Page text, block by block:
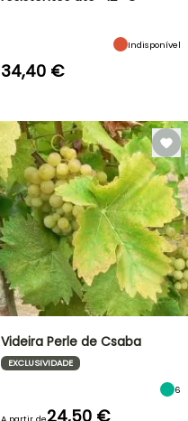
Indisponível
34,40 €
Videira Perle de Csaba
EXCLUSIVIDADE
6
24,50 €